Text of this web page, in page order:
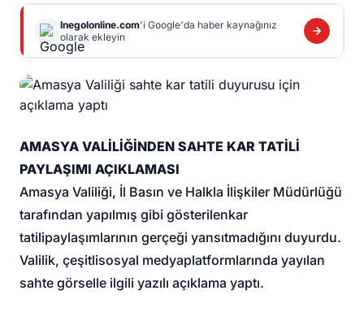
Inegolonline.com'i Google'da haber kaynağınız
olarak ekleyin
AMASYA VALİLİĞİNDEN SAHTE KAR TATİLİ
PAYLAŞIMI AÇIKLAMASI
Amasya Valiliği, İl Basın ve Halkla İlişkiler Müdürlüğü
tarafından yapılmış gibi gösterilenkar
tatilipaylaşımlarının gerçeği yansıtmadığını duyurdu.
Valilik, çeşitlisosyal medyaplatformlarında yayılan
sahte görselle ilgili yazılı açıklama yaptı.